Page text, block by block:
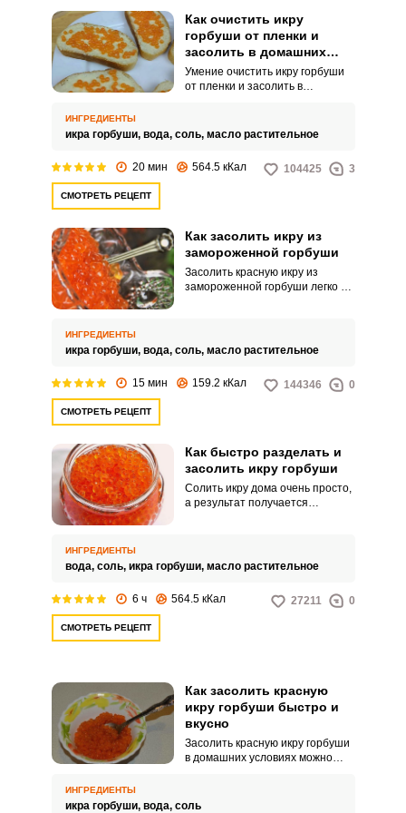
Как очистить икру
горбуши от пленки и
засолить в домашних
условиях
Умение очистить икру горбуши
от пленки и засолить в
приготовить этот деликатес для
натуральный и без всяких
добавок. Пленка удаляется
засолки достаточно 10-15 минут.
ИНГРЕДИЕНТЫ
икра горбуши, вода, соль, масло растительное
20 мин 564.5 кКал 104425 3
СМОТРЕТЬ РЕЦЕПТ
Как засолить икру из
замороженной горбуши
Засолить красную икру из
замороженной горбуши легко по
ИНГРЕДИЕНТЫ
икра горбуши, вода, соль, масло растительное
15 мин 159.2 кКал 144346 0
СМОТРЕТЬ РЕЦЕПТ
Как быстро разделать и
засолить икру горбуши
Солить икру дома очень просто,
а результат получается
ИНГРЕДИЕНТЫ
вода, соль, икра горбуши, масло растительное
6 ч 564.5 кКал 27211 0
СМОТРЕТЬ РЕЦЕПТ
Как засолить красную
икру горбуши быстро и
вкусно
Засолить красную икру горбуши
в домашних условиях можно
который не отнимет ваше
ИНГРЕДИЕНТЫ
икра горбуши, вода, соль